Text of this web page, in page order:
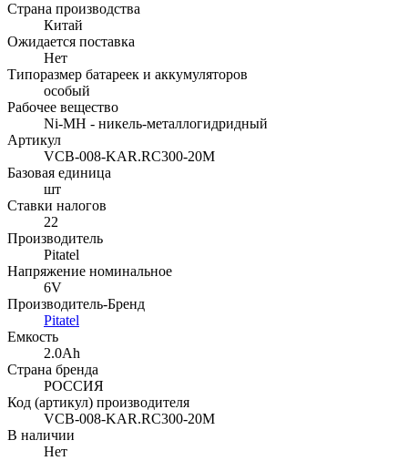
Страна производства
Китай
Ожидается поставка
Нет
Типоразмер батареек и аккумуляторов
особый
Рабочее вещество
Ni-MH - никель-металлогидридный
Артикул
VCB-008-KAR.RC300-20M
Базовая единица
шт
Ставки налогов
22
Производитель
Pitatel
Напряжение номинальное
6V
Производитель-Бренд
Pitatel
Емкость
2.0Ah
Страна бренда
РОССИЯ
Код (артикул) производителя
VCB-008-KAR.RC300-20M
В наличии
Нет